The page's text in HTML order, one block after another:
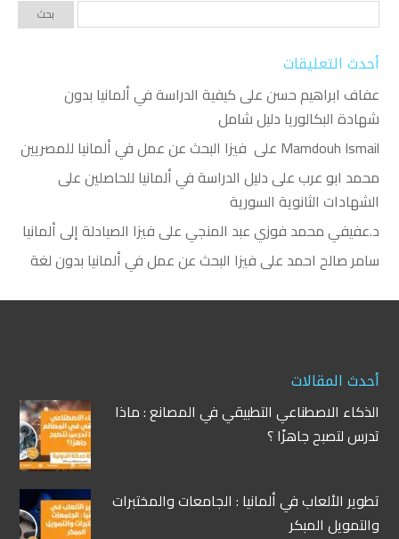
أحدث التعليقات
عفاف ابراهيم حسنعلىكيفية الدراسة في ألمانيا بدون
شهادة البكالوريا دليل شامل
Mamdouh Ismail على فيزا البحث عن عمل في ألمانيا للمصريين
محمد ابو عربعلىدليل الدراسة في ألمانيا للحاصلين على
الشهادات الثانوية السورية
د.عفيفي محمد فوزي عبد المنجيعلىفيزا الصيادلة إلى ألمانيا
سامر صالح احمد علىفيزا البحث عن عمل في ألمانيا بدون لغة
أحدث المقالات
الذكاء الاصطناعي التطبيقي في المصانع : ماذا
تدرس لتصبح جاهزًا ؟
تطوير الألعاب في ألمانيا : الجامعات والمختبرات
والتمويل المبكر